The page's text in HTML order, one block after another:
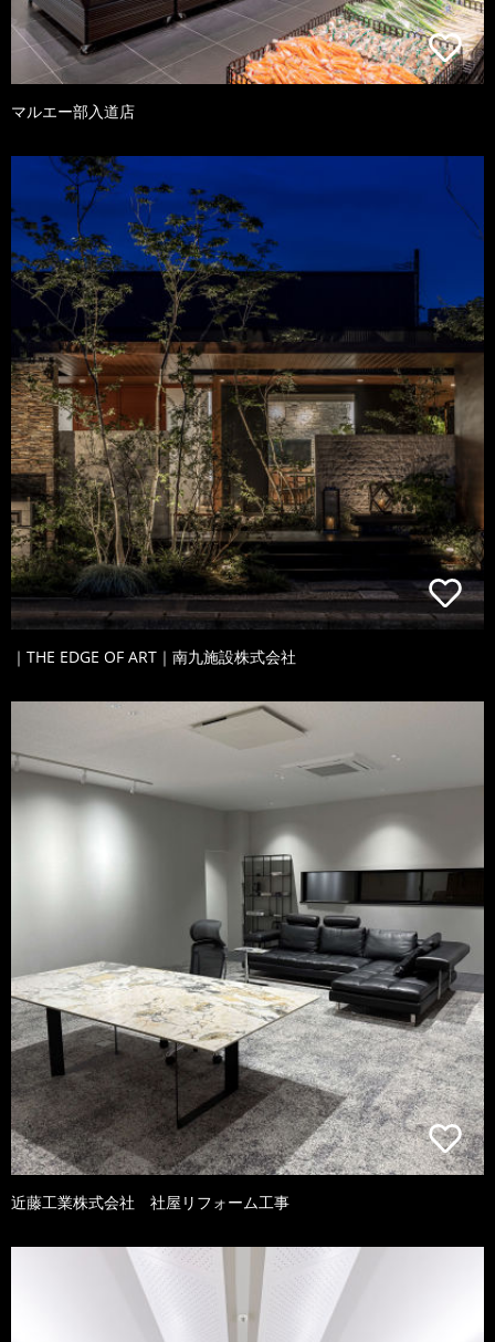
マルエー部入道店
｜THE EDGE OF ART｜南九施設株式会社
近藤工業株式会社 社屋リフォーム工事